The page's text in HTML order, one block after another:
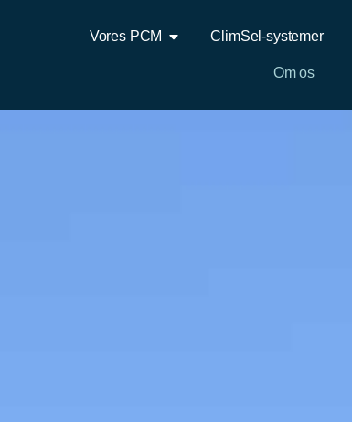
Vores PCM ClimSel-systemer
Om os